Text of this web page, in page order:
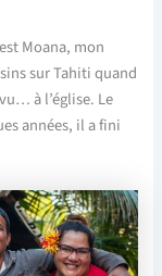
Moana, mon
sur Tahiti quand
à l’église. Le
années, il a fini